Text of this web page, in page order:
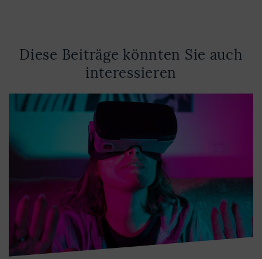
Diese Beiträge könnten Sie auch
interessieren